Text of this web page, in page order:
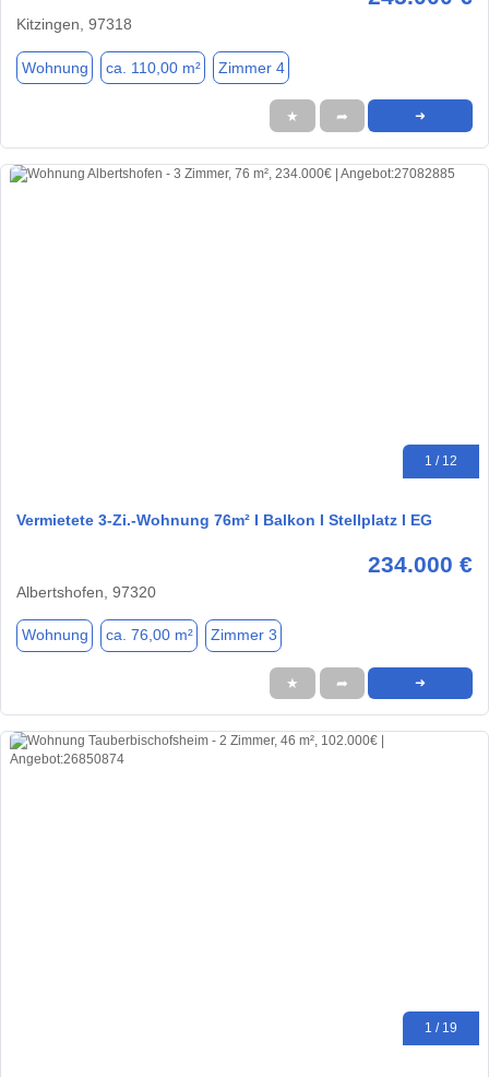
Kitzingen, 97318
Wohnung ca. 110,00 m² Zimmer 4
★ ➦ ➜
1 / 12
Vermietete 3-Zi.-Wohnung 76m² I Balkon I Stellplatz I EG
234.000 €
Albertshofen, 97320
Wohnung ca. 76,00 m² Zimmer 3
★ ➦ ➜
1 / 19